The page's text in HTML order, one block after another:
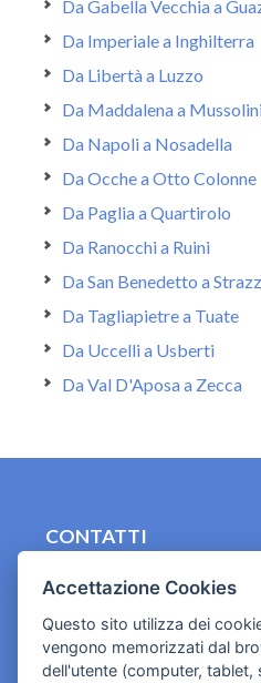
Da Gabella Vecchia a
Da Imperiale a Inghilterra
Da Libertà a Luzzo
Da Maddalena a
Da Napoli a Nosadella
Da Ocche a Otto Colonne
Da Paglia a Quartirolo
Da Ranocchi a Ruini
Da San Benedetto a
Da Tagliapietre a Tuate
Da Uccelli a Usberti
Da Val D'Aposa a Zecca
CONTATTI
Cookies e informativa
Accettazione Cookies
Questo sito utilizza dei
vengono memorizzati dal
dell'utente (computer, tablet,